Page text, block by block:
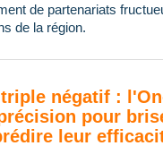
de partenariats
de la région.
négatif :
pour
leur